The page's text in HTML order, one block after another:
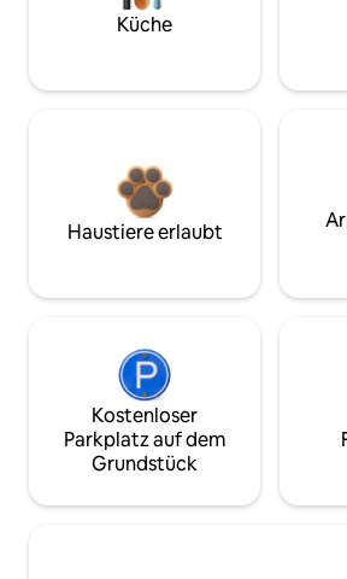
Küche
Haustiere erlaubt
Kostenloser
Parkplatz auf dem
Grundstück